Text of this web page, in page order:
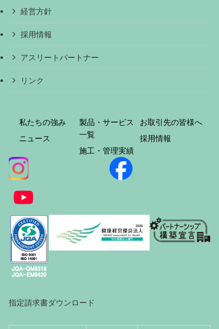
経営方針
採用情報
アスリートパートナー
リンク
私たちの強み
ニュース
製品・サービス
一覧
施工・管理実績
お取引先の皆様へ
採用情報
指定請求書ダウンロード